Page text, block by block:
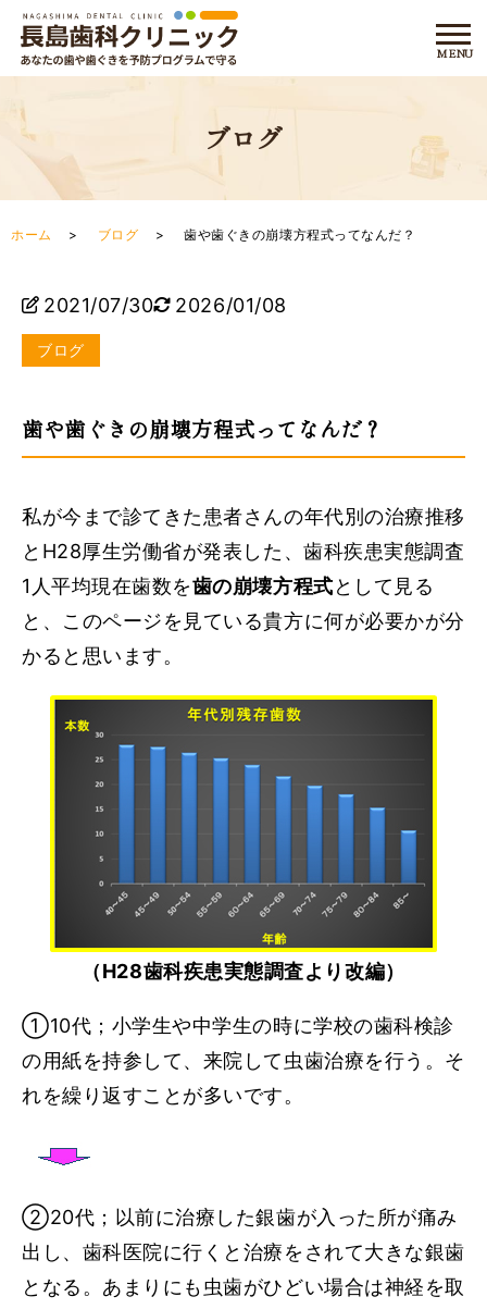
ブログ
ホーム ブログ 歯や歯ぐきの崩壊方程式ってなんだ？
2021/07/30 2026/01/08
ブログ
歯や歯ぐきの崩壊方程式ってなんだ？
私が今まで診てきた患者さんの年代別の治療推移
とH28厚生労働省が発表した、歯科疾患実態調査
1人平均現在歯数を歯の崩壊方程式として見る
と、このページを見ている貴方に何が必要かが分
かると思います。
（H28歯科疾患実態調査より改編）
①10代；小学生や中学生の時に学校の歯科検診
の用紙を持参して、来院して虫歯治療を行う。そ
れを繰り返すことが多いです。
②20代；以前に治療した銀歯が入った所が痛み
出し、歯科医院に行くと治療をされて大きな銀歯
となる。あまりにも虫歯がひどい場合は神経を取